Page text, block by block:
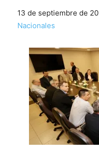
Fecha
13 de septiembre de
Respecto a
Nacionales